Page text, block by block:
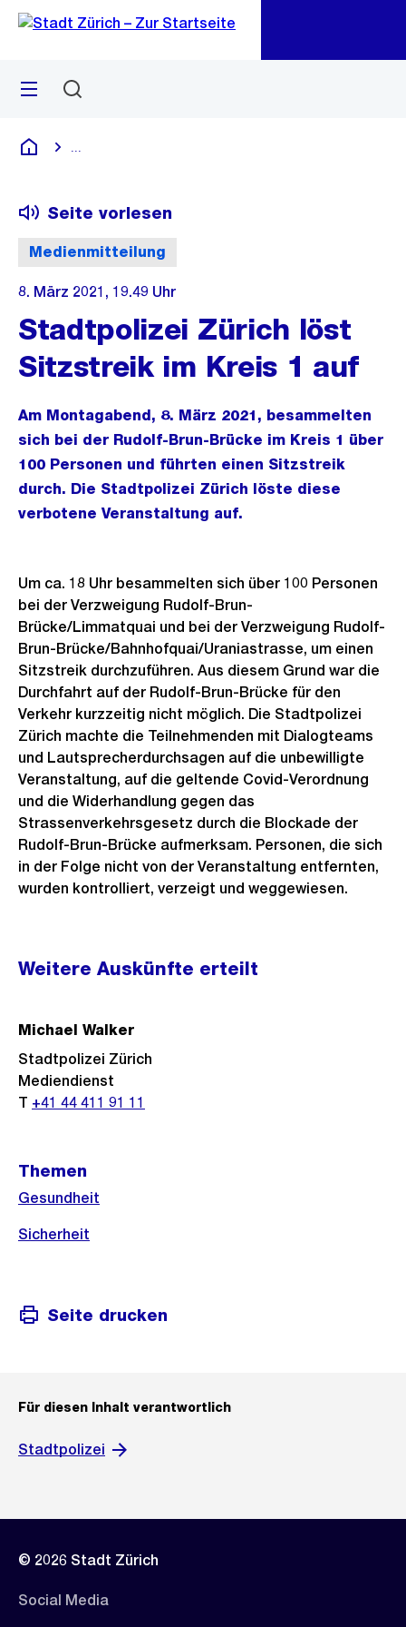
Navigation
Sprunglink
Menü
Deutsch
Medienmitteilung
Seite vorlesen
8. März 2021, 19.49 Uhr
Stadtpolizei Zürich löst
Sitzstreik im Kreis 1 auf
Am Montagabend, 8. März 2021, besammelten
sich bei der Rudolf-Brun-Brücke im Kreis 1 über
100 Personen und führten einen Sitzstreik
durch. Die Stadtpolizei Zürich löste diese
verbotene Veranstaltung auf.
Um ca. 18 Uhr besammelten sich über 100 Personen
bei der Verzweigung Rudolf-Brun-
Brücke/Limmatquai und bei der Verzweigung Rudolf-
Brun-Brücke/Bahnhofquai/Uraniastrasse, um einen
Sitzstreik durchzuführen. Aus diesem Grund war die
Durchfahrt auf der Rudolf-Brun-Brücke für den
Verkehr kurzzeitig nicht möglich. Die Stadtpolizei
Zürich machte die Teilnehmenden mit Dialogteams
und Lautsprecherdurchsagen auf die unbewilligte
Veranstaltung, auf die geltende Covid-Verordnung
und die Widerhandlung gegen das
Strassenverkehrsgesetz durch die Blockade der
Rudolf-Brun-Brücke aufmerksam. Personen, die sich
in der Folge nicht von der Veranstaltung entfernten,
wurden kontrolliert, verzeigt und weggewiesen.
Weitere
Informationen
Weitere Auskünfte erteilt
Michael Walker
Stadtpolizei Zürich
Mediendienst
T +41 44 411 91 11
Themen
Gesundheit
Sicherheit
Seite drucken
Für diesen Inhalt verantwortlich
Stadtpolizei
© 2026 Stadt Zürich
Social Media